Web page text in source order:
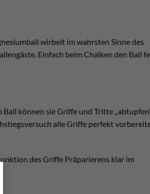
wirbelt im wahrsten Sinne des
Einfach beim Chalken den Ball
können sie Griffe und Tritte
alle Griffe perfekt
des Griffe Präparierens klar im